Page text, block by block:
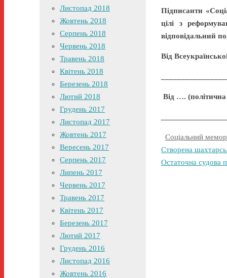
Підписанти
цілі з
відповідальний
Від
Від …. (політична
Соціальний
Створена
Остаточна судова
Листопад 2018
Жовтень 2018
Серпень 2018
Червень 2018
Травень 2018
Квітень 2018
Березень 2018
Лютий 2018
Грудень 2017
Листопад 2017
Жовтень 2017
Вересень 2017
Серпень 2017
Липень 2017
Червень 2017
Травень 2017
Квітень 2017
Березень 2017
Лютий 2017
Грудень 2016
Листопад 2016
Жовтень 2016